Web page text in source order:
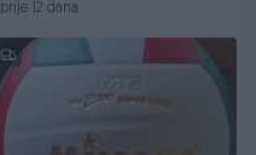
prije 12 dana